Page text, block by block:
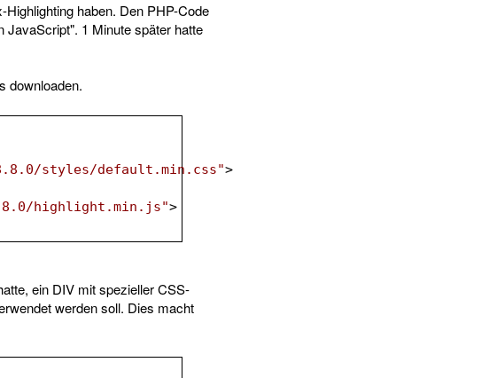
haben. Den PHP-Code
JavaScript". 1 Minute später hatte
downloaden.
styles/default.min.css">
highlight.min.js">
ein DIV mit spezieller CSS-
werden soll. Dies macht